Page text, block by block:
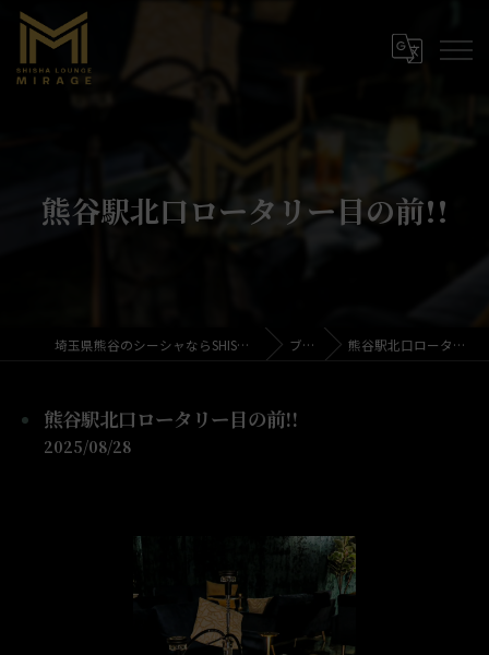
熊谷駅北口ロータリー目の前!!
埼玉県熊谷のシーシャならSHISHA LOUNGE MIRAGE ブログ 熊谷駅北口ロータリー目の前!!
熊谷駅北口ロータリー目の前!!
2025/08/28